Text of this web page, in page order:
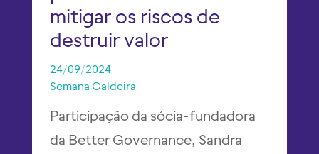
mitigar os riscos de
destruir valor
24/09/2024
Semana Caldeira
Participação da sócia-fundadora
da Better Governance, Sandra